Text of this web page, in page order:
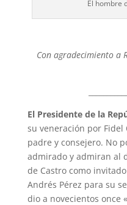
El hombre
Con agradecimiento a
El Presidente de la
su veneración por
padre y consejero. No
admirado y admiran al
de Castro como
Andrés Pérez para su
dio a novecientos once